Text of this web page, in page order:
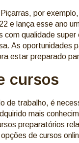
por
e lança esse ano
com qualidade
As oportunidades
estar preparado
cursos
de trabalho, é
mais
preparatórios
de cursos